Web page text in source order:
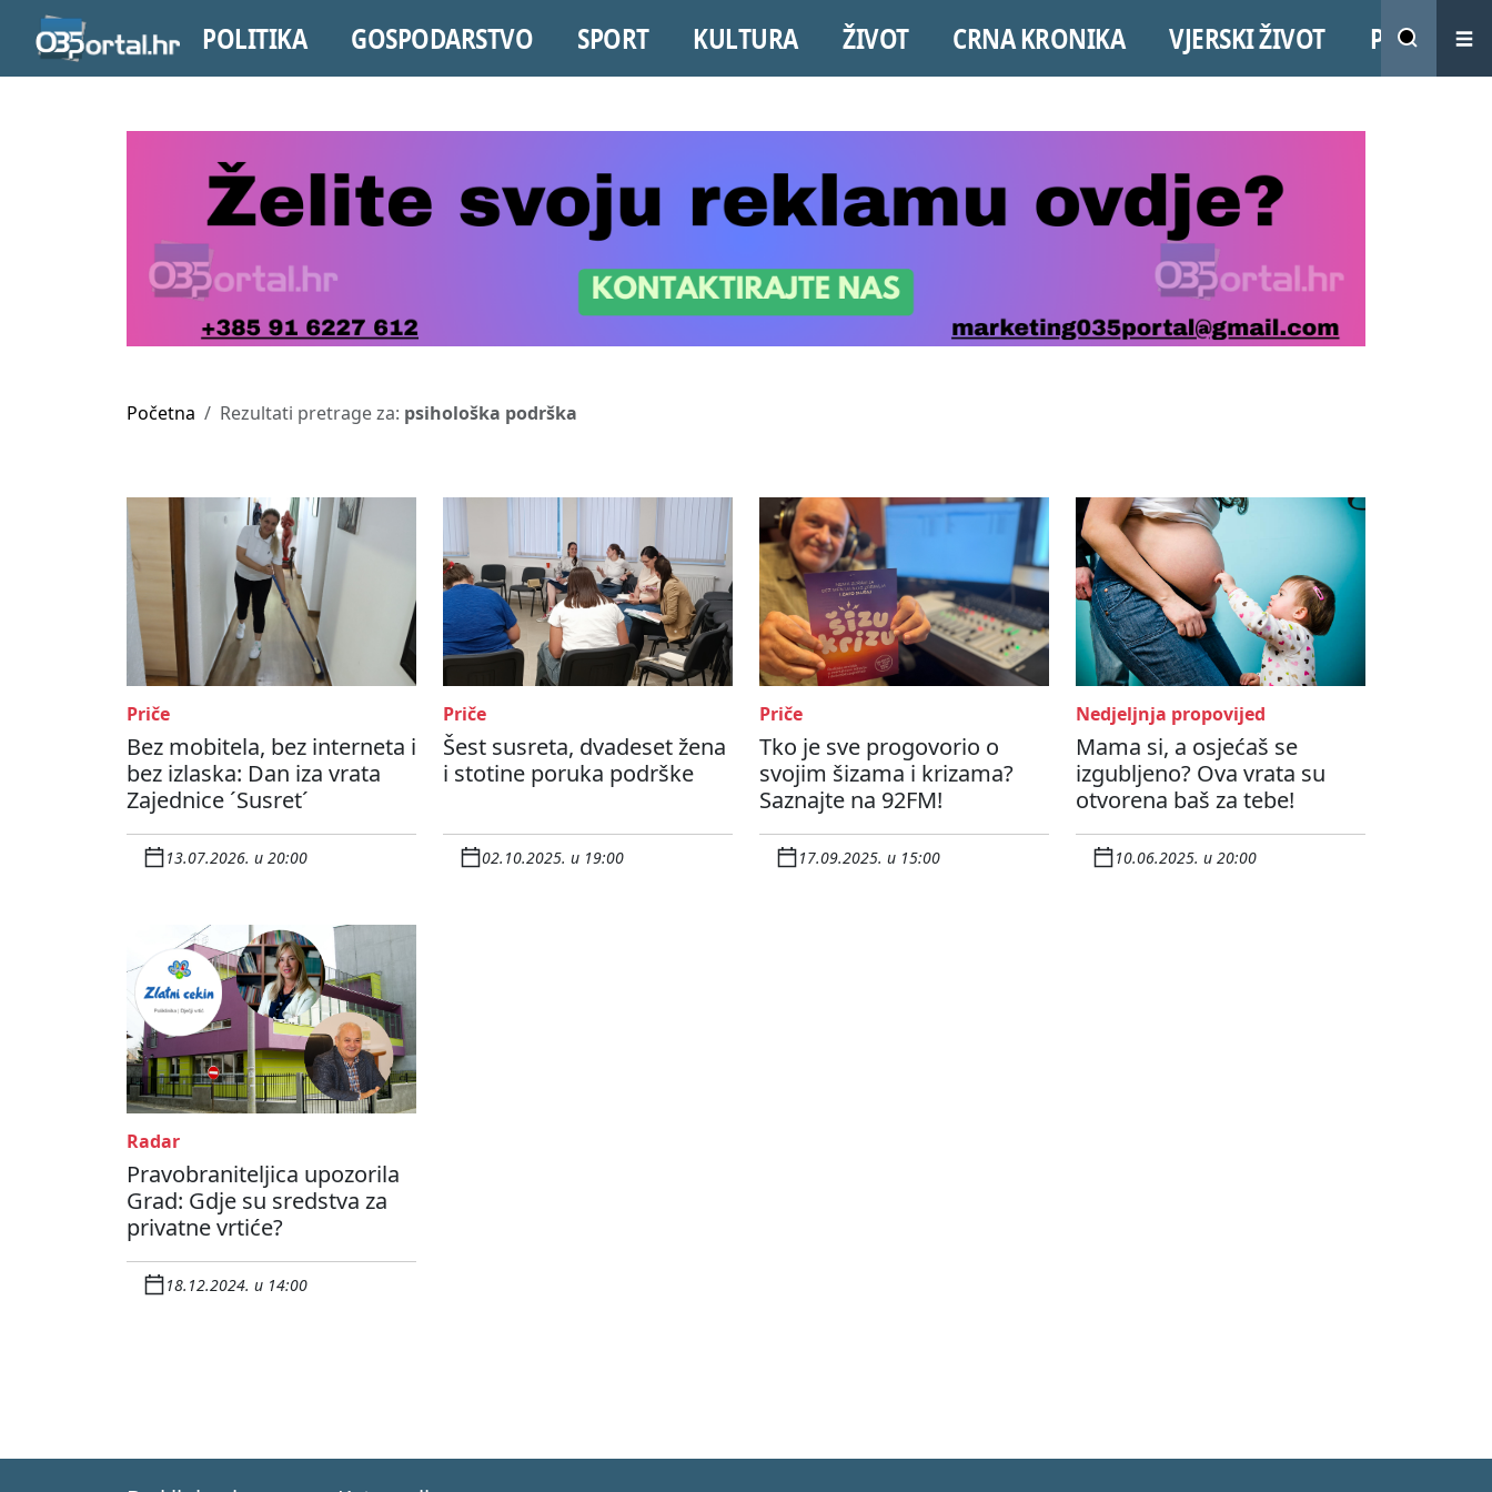
POLITIKA GOSPODARSTVO SPORT KULTURA ŽIVOT CRNA KRONIKA VJERSKI ŽIVOT PROMO
Početna Rezultati pretrage za: psihološka podrška
Priče
Bez mobitela, bez interneta i
bez izlaska: Dan iza vrata
Zajednice ´Susret´
13.07.2026. u 20:00
Priče
Šest susreta, dvadeset žena
i stotine poruka podrške
02.10.2025. u 19:00
Priče
Tko je sve progovorio o
svojim šizama i krizama?
Saznajte na 92FM!
17.09.2025. u 15:00
Nedjeljnja propovijed
Mama si, a osjećaš se
izgubljeno? Ova vrata su
otvorena baš za tebe!
10.06.2025. u 20:00
Radar
Pravobraniteljica upozorila
Grad: Gdje su sredstva za
privatne vrtiće?
18.12.2024. u 14:00